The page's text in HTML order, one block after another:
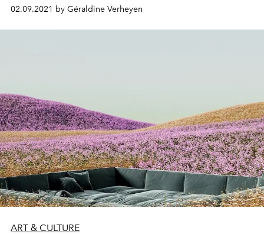
te missen kunsttentoonstellingen. Hier zijn de "must-
sees" die je niet mag missen.
02.09.2021 by Géraldine Verheyen
ART & CULTURE